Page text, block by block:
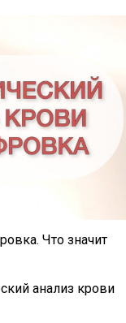
Что значит
анализ крови